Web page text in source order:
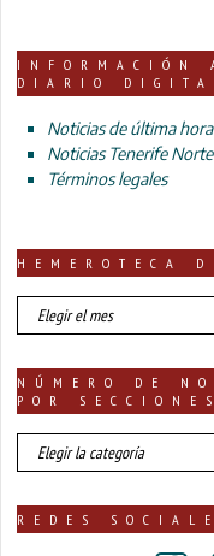
INFORMACIÓN
DIARIO
Noticias de última
Noticias Tenerife Norte
Términos legales
HEMEROTECA
HEMEROTECA
DE
NÚMERO DE
POR SECCIONES
número
de
publicadas
REDES